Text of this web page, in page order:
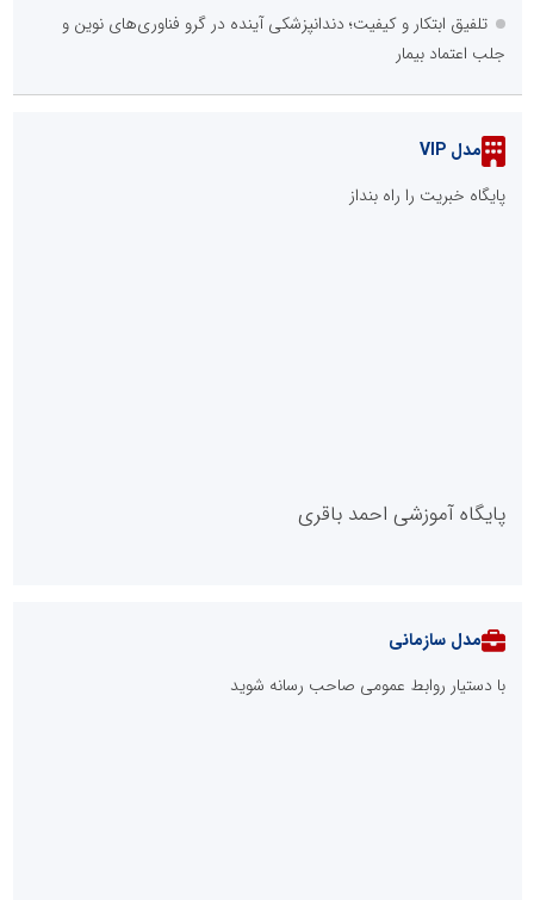
تلفیق ابتکار و کیفیت؛ دندانپزشکی آینده در گرو فناوری‌های نوین و
جلب اعتماد بیمار
مدل VIP
پایگاه خبریت را راه بنداز
پایگاه آموزشی احمد باقری
مدل سازمانی
با دستیار روابط عمومی صاحب رسانه شوید